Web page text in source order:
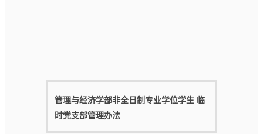
管理与经济学部非全日制专业学位学生 临
时党支部管理办法